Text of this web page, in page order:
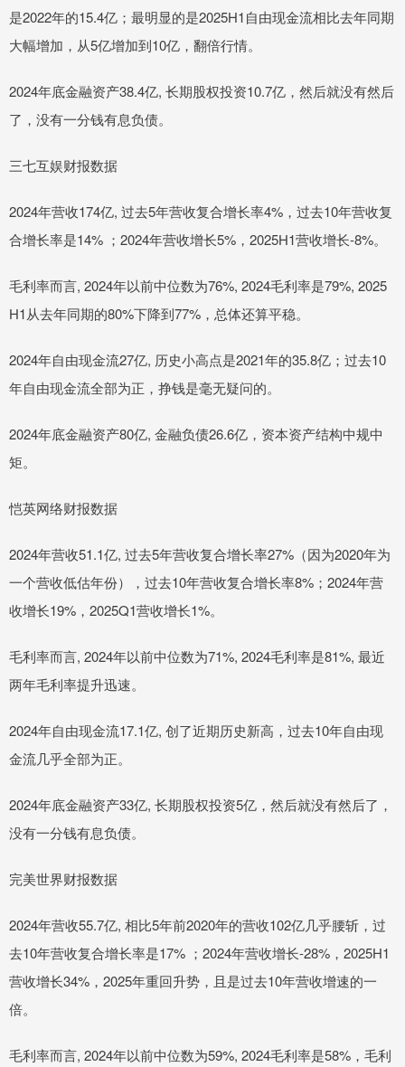
是2022年的15.4亿；最明显的是2025H1自由现金流相比去年同期
大幅增加，从5亿增加到10亿，翻倍行情。
2024年底金融资产38.4亿, 长期股权投资10.7亿，然后就没有然后
了，没有一分钱有息负债。
三七互娱财报数据
2024年营收174亿, 过去5年营收复合增长率4%，过去10年营收复
合增长率是14% ；2024年营收增长5%，2025H1营收增长-8%。
毛利率而言, 2024年以前中位数为76%, 2024毛利率是79%, 2025
H1从去年同期的80%下降到77%，总体还算平稳。
2024年自由现金流27亿, 历史小高点是2021年的35.8亿；过去10
年自由现金流全部为正，挣钱是毫无疑问的。
2024年底金融资产80亿, 金融负债26.6亿，资本资产结构中规中
矩。
恺英网络财报数据
2024年营收51.1亿, 过去5年营收复合增长率27%（因为2020年为
一个营收低估年份），过去10年营收复合增长率8%；2024年营
收增长19%，2025Q1营收增长1%。
毛利率而言, 2024年以前中位数为71%, 2024毛利率是81%, 最近
两年毛利率提升迅速。
2024年自由现金流17.1亿, 创了近期历史新高，过去10年自由现
金流几乎全部为正。
2024年底金融资产33亿, 长期股权投资5亿，然后就没有然后了，
没有一分钱有息负债。
完美世界财报数据
2024年营收55.7亿, 相比5年前2020年的营收102亿几乎腰斩，过
去10年营收复合增长率是17% ；2024年营收增长-28%，2025H1
营收增长34%，2025年重回升势，且是过去10年营收增速的一
倍。
毛利率而言, 2024年以前中位数为59%, 2024毛利率是58%，毛利